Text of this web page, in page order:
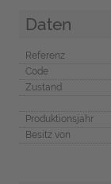
Daten
Referenz
Code
Zustand
Produktionsjahr
Besitz von